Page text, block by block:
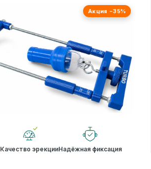
Акция −35%
Качество эрекцииНадёжная фиксация